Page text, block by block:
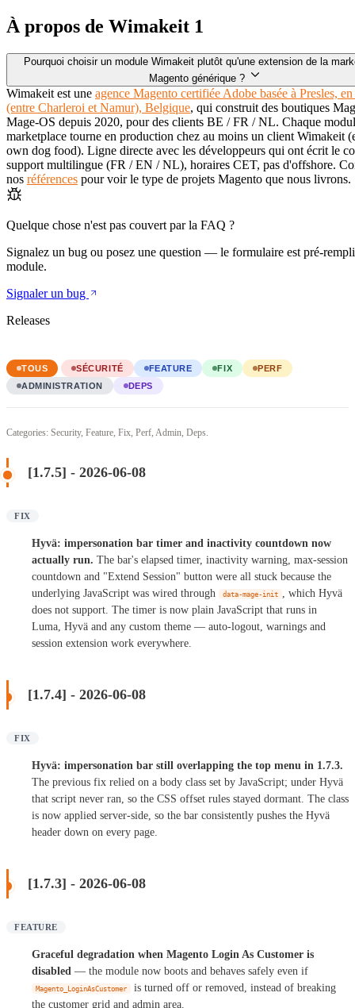
À propos de Wimakeit 1
Pourquoi choisir un module Wimakeit plutôt qu'une extension de la
Magento générique ?
Wimakeit est une agence Magento certifiée Adobe basée à Presles,
(entre Charleroi et Namur), Belgique, qui construit des boutiques
Mage-OS depuis 2020, pour des clients BE / FR / NL. Chaque
marketplace tourne en production chez au moins un client Wimakeit
own dog food). Ligne directe avec les développeurs qui ont écrit le
support multilingue (FR / EN / NL), horaires CET, pas d'offshore.
nos références pour voir le type de projets Magento que nous livrons.
Quelque chose n'est pas couvert par la FAQ ?
Signalez un bug ou posez une question — le formulaire est pré-
module.
Signaler un bug
Releases
TOUS SÉCURITÉ FEATURE FIX
PERF
ADMINISTRATION
DEPS
Categories: Security, Feature, Fix, Perf, Admin, Deps.
[1.7.5] - 2026-06-08
FIX
Hyvä: impersonation bar timer and inactivity countdown now
actually run. The bar's elapsed timer, inactivity warning, max-session
countdown and "Extend Session" button were all stuck because the
underlying JavaScript was wired through
data-mage-init
, which Hyvä
does not support. The timer is now plain JavaScript that runs in
Luma, Hyvä and any custom theme — auto-logout, warnings and
session extension work everywhere.
[1.7.4] - 2026-06-08
FIX
Hyvä: impersonation bar still overlapping the top menu in 1.7.3.
The previous fix relied on a body class set by JavaScript; under Hyvä
that script never ran, so the CSS offset rules stayed dormant. The class
is now applied server-side, so the bar consistently pushes the Hyvä
header down on every page.
[1.7.3] - 2026-06-08
FEATURE
Graceful degradation when Magento Login As Customer is
disabled — the module now boots and behaves safely even if
Magento_LoginAsCustomer
is turned off or removed, instead of breaking
the customer grid and admin area.